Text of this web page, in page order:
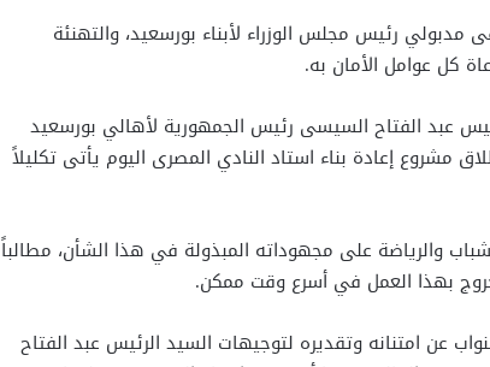
رئيس مجلس الوزراء لأبناء بورسعيد، والتهنئة
كل عوامل الأمان به.
عبد الفتاح السيسى رئيس الجمهورية لأهالي بورسعيد
مشروع إعادة بناء استاد النادي المصرى اليوم يأتى تكليلاً
والرياضة على مجهوداته المبذولة في هذا الشأن، مطالباً
بهذا العمل في أسرع وقت ممكن.
عن امتنانه وتقديره لتوجيهات السيد الرئيس عبد الفتاح